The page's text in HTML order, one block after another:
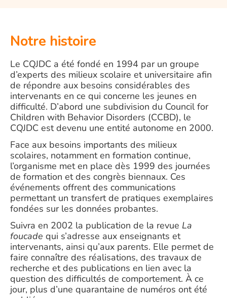
Notre histoire
Le CQJDC a été fondé en 1994 par un groupe
d’experts des milieux scolaire et universitaire afin
de répondre aux besoins considérables des
intervenants en ce qui concerne les jeunes en
difficulté. D’abord une subdivision du Council for
Children with Behavior Disorders (CCBD), le
CQJDC est devenu une entité autonome en 2000.
Face aux besoins importants des milieux
scolaires, notamment en formation continue,
l’organisme met en place dès 1999 des journées
de formation et des congrès biennaux. Ces
événements offrent des communications
permettant un transfert de pratiques exemplaires
fondées sur les données probantes.
Suivra en 2002 la publication de la revue La
foucade qui s’adresse aux enseignants et
intervenants, ainsi qu’aux parents. Elle permet de
faire connaître des réalisations, des travaux de
recherche et des publications en lien avec la
question des difficultés de comportement. À ce
jour, plus d’une quarantaine de numéros ont été